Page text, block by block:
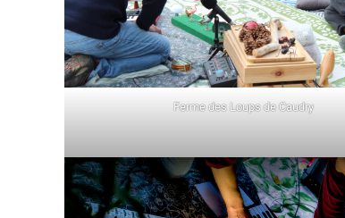
Ferme des Loups de Caudry